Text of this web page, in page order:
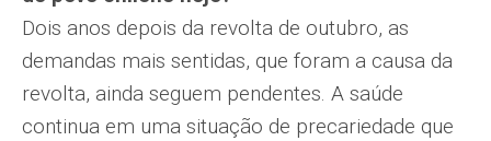
Dois anos depois da revolta de outubro, as
demandas mais sentidas, que foram a causa da
revolta, ainda seguem pendentes. A saúde
continua em uma situação de precariedade que